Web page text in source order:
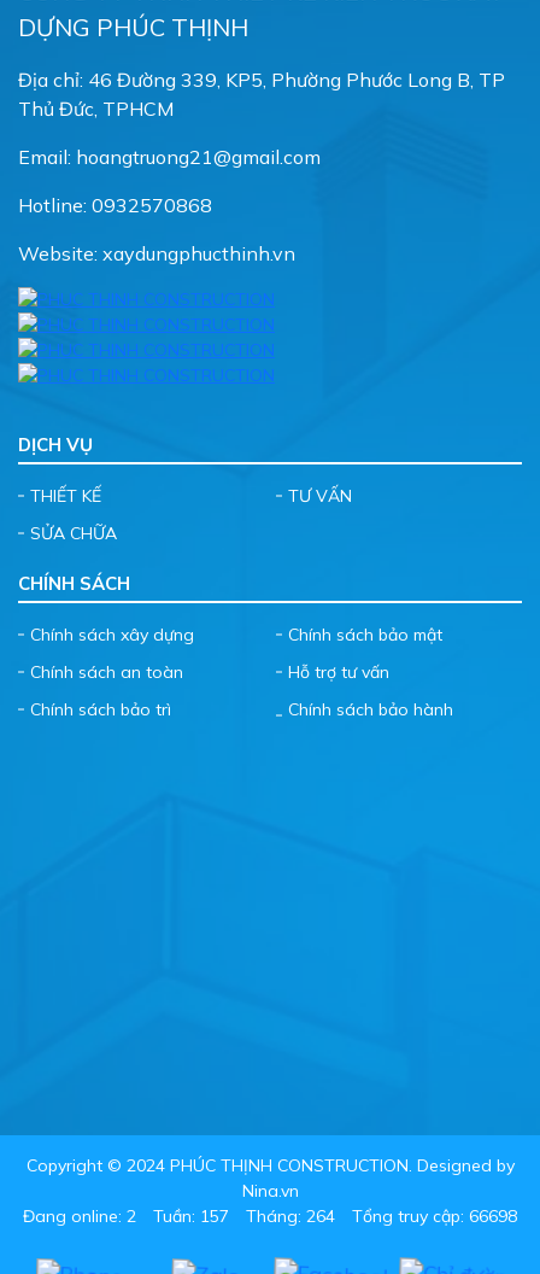
Thủ Đức, TPHCM
THIẾT KẾ
TƯ VẤN
SỬA CHỮA
Chính sách xây dựng
Chính sách bảo mật
Chính sách an toàn
Hỗ trợ tư vấn
Chính sách bảo trì
Chính sách bảo hành
Copyright © 2024 PHÚC THỊNH CONSTRUCTION. Designed by
Nina.vn
Tháng: 264